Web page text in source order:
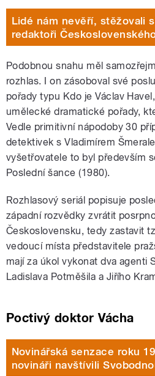
Lidé nám nevěří, stěžovali
redaktoři
Podobnou snahu měl
rozhlas. I on zásoboval své
pořady typu Kdo je Václav
umělecké dramatické pořady,
Vedle primitivní nápodoby 30
detektivek s Vladimírem
vyšetřovatele to byl především
Poslední šance (1980).
Rozhlasový seriál popisuje
západní rozvědky zvrátit
Československu, tedy zastavit
vedoucí místa představitele
mají za úkol vykonat dva agenti
Ladislava Potměšila a Jiřího
Poctivý doktor Vácha
Novinářská senzace roku
novináři navštívili